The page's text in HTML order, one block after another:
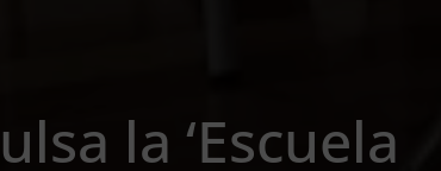
la ‘Escuela